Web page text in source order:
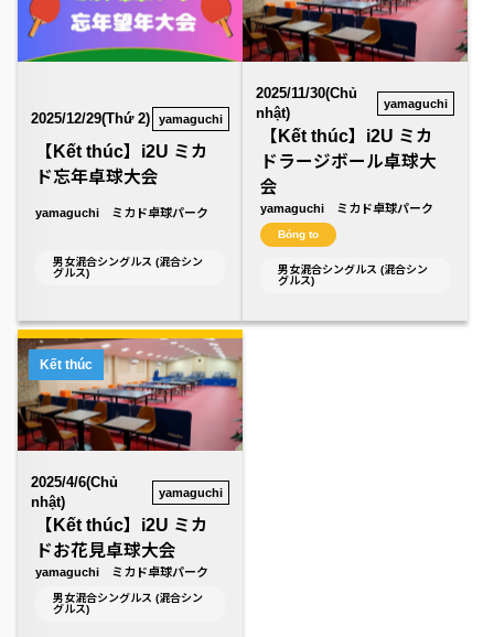
2025/12/29(Thứ 2) yamaguchi
【Kết thúc】i2U ミカ
ド忘年卓球大会
yamaguchi ミカド卓球パーク
男女混合シングルス (混合シン
グルス)
2025/11/30(Chủ
nhật)
yamaguchi
【Kết thúc】i2U ミカ
ドラージボール卓球大
会
yamaguchi ミカド卓球パーク
Bóng to
男女混合シングルス (混合シン
グルス)
Kết thúc
2025/4/6(Chủ
nhật)
yamaguchi
【Kết thúc】i2U ミカ
ドお花見卓球大会
yamaguchi ミカド卓球パーク
男女混合シングルス (混合シン
グルス)